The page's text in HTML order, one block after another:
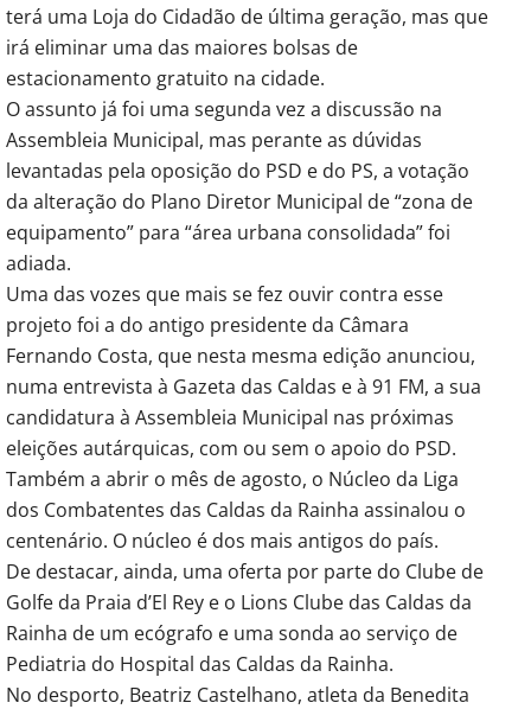
terá uma Loja do Cidadão de última geração, mas que
irá eliminar uma das maiores bolsas de
estacionamento gratuito na cidade.
O assunto já foi uma segunda vez a discussão na
Assembleia Municipal, mas perante as dúvidas
levantadas pela oposição do PSD e do PS, a votação
da alteração do Plano Diretor Municipal de “zona de
equipamento” para “área urbana consolidada” foi
adiada.
Uma das vozes que mais se fez ouvir contra esse
projeto foi a do antigo presidente da Câmara
Fernando Costa, que nesta mesma edição anunciou,
numa entrevista à Gazeta das Caldas e à 91 FM, a sua
candidatura à Assembleia Municipal nas próximas
eleições autárquicas, com ou sem o apoio do PSD.
Também a abrir o mês de agosto, o Núcleo da Liga
dos Combatentes das Caldas da Rainha assinalou o
centenário. O núcleo é dos mais antigos do país.
De destacar, ainda, uma oferta por parte do Clube de
Golfe da Praia d’El Rey e o Lions Clube das Caldas da
Rainha de um ecógrafo e uma sonda ao serviço de
Pediatria do Hospital das Caldas da Rainha.
No desporto, Beatriz Castelhano, atleta da Benedita